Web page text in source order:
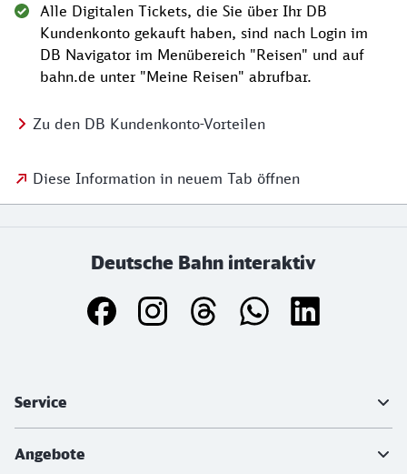
Alle Digitalen Tickets, die Sie über Ihr DB
Kundenkonto gekauft haben, sind nach Login im
DB Navigator im Menübereich "Reisen" und auf
bahn.de unter "Meine Reisen" abrufbar.
Zu den DB Kundenkonto-Vorteilen
Diese Information in neuem Tab öffnen
Deutsche Bahn interaktiv
Service
Angebote